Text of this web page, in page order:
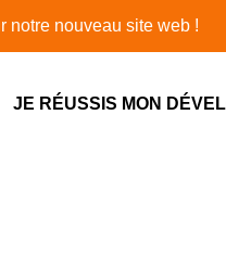
site web !
JE RÉUSSIS MON